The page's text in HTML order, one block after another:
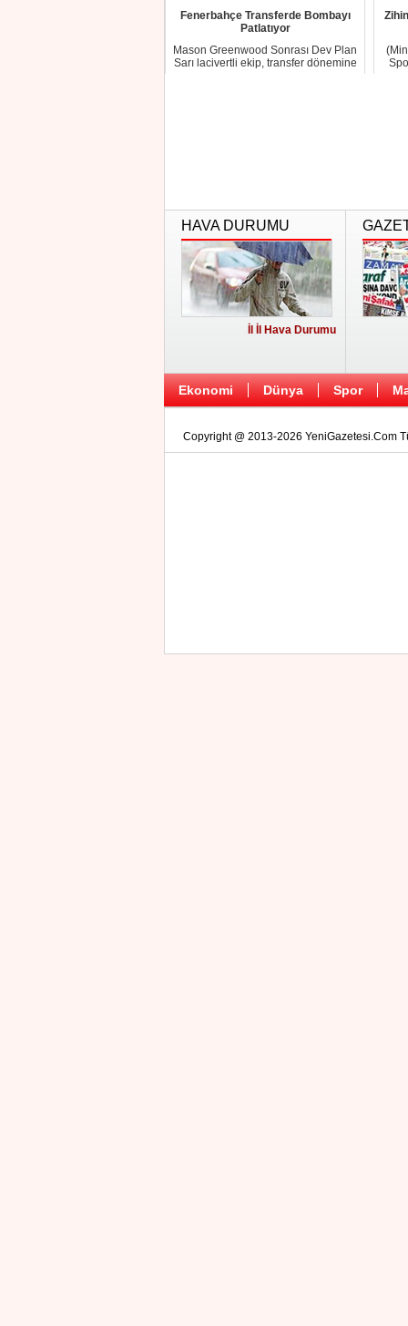
Fenerbahçe Transferde Bombayı
Patlatıyor
Mason Greenwood Sonrası Dev Plan
Sarı lacivertli ekip, transfer dönemine
HAVA DURUMU
İl İl Hava Durumu
Ekonomi Dünya Spor
Copyright @ 2013-2026 YeniGazetesi.Com